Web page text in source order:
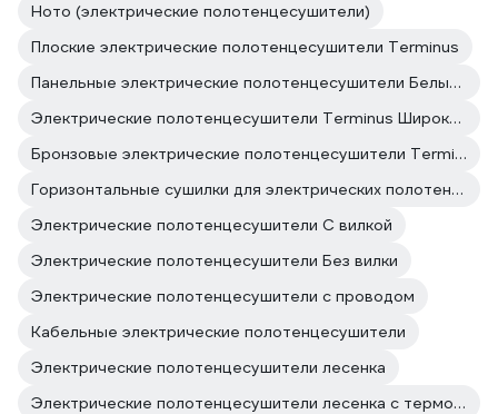
Ното (электрические полотенцесушители)
Плоские электрические полотенцесушители Terminus
Панельные электрические полотенцесушители Белые полотенцесушители
Электрические полотенцесушители Terminus Широкие
Бронзовые электрические полотенцесушители Terminus
Горизонтальные сушилки для электрических полотенцесушителей поворотные
Электрические полотенцесушители С вилкой
Электрические полотенцесушители Без вилки
Электрические полотенцесушители с проводом
Кабельные электрические полотенцесушители
Электрические полотенцесушители лесенка
Электрические полотенцесушители лесенка с терморегулятором